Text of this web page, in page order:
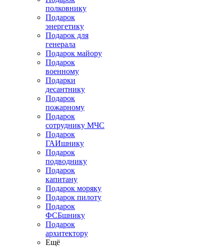
полковнику
Подарок
энергетику
Подарок для
генерала
Подарок майору
Подарок
военному
Подарки
десантнику
Подарок
пожарному
Подарок
сотруднику МЧС
Подарок
ГАИшнику
Подарок
подводнику
Подарок
капитану
Подарок моряку
Подарок пилоту
Подарок
ФСБшнику
Подарок
архитектору
Ещё